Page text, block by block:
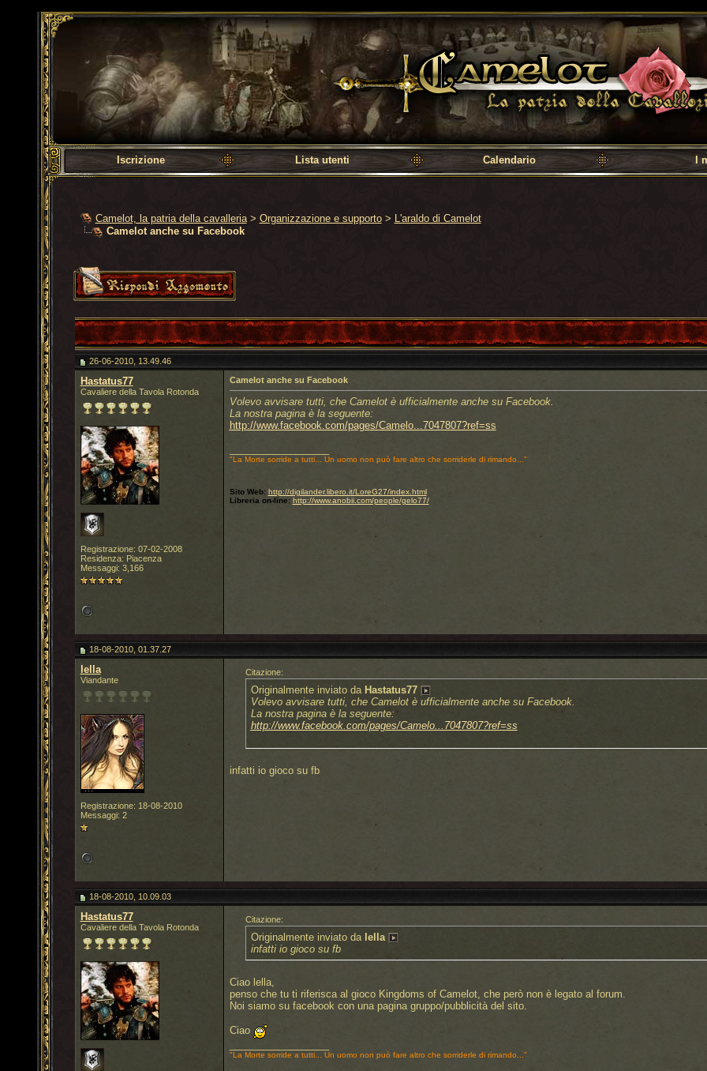
Camelot, la patria della cavalleria
Iscrizione Lista utenti Calendario I
Camelot, la patria della cavalleria > Organizzazione e supporto > L'araldo di Camelot
Camelot anche su Facebook
26-06-2010, 13.49.46
Hastatus77
Cavaliere della Tavola Rotonda
Registrazione: 07-02-2008
Residenza: Piacenza
Messaggi: 3,166
Camelot anche su Facebook
Volevo avvisare tutti, che Camelot è ufficialmente anche su Facebook.
La nostra pagina è la seguente:
http://www.facebook.com/pages/Camelo...7047807?ref=ss
"La Morte sorride a tutti... Un uomo non può fare altro che sorriderle di rimando..."
Sito Web: http://digilander.libero.it/LoreG27/index.html
Libreria on-line: http://www.anobii.com/people/gelo77/
18-08-2010, 01.37.27
lella
Viandante
Registrazione: 18-08-2010
Messaggi: 2
Citazione:
Originalmente inviato da Hastatus77
Volevo avvisare tutti, che Camelot è ufficialmente anche su Facebook.
La nostra pagina è la seguente:
http://www.facebook.com/pages/Camelo...7047807?ref=ss
infatti io gioco su fb
18-08-2010, 10.09.03
Hastatus77
Cavaliere della Tavola Rotonda
Citazione:
Originalmente inviato da lella
infatti io gioco su fb
Ciao lella,
penso che tu ti riferisca al gioco Kingdoms of Camelot, che però non è legato al forum.
Noi siamo su facebook con una pagina gruppo/pubblicità del sito.
Ciao
"La Morte sorride a tutti... Un uomo non può fare altro che sorriderle di rimando..."